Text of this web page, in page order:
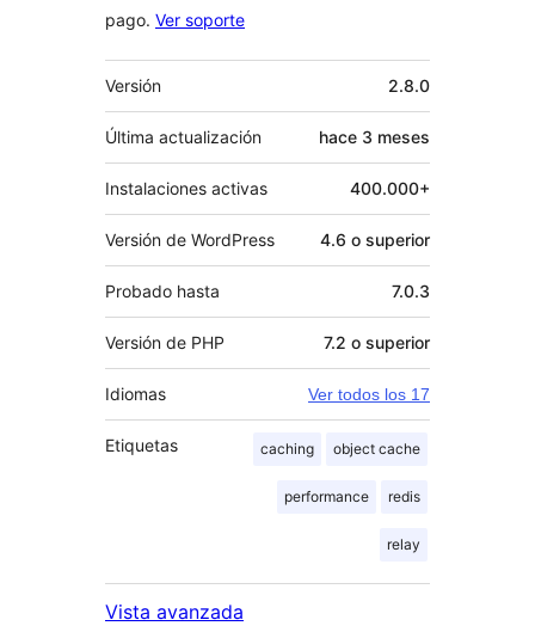
pago. Ver soporte
Meta
Versión 2.8.0
Última actualización hace 3 meses
Instalaciones activas 400.000+
Versión de WordPress 4.6 o superior
Probado hasta 7.0.3
Versión de PHP 7.2 o superior
Idiomas Ver todos los 17
Etiquetas caching object cache
performance redis
relay
Vista avanzada